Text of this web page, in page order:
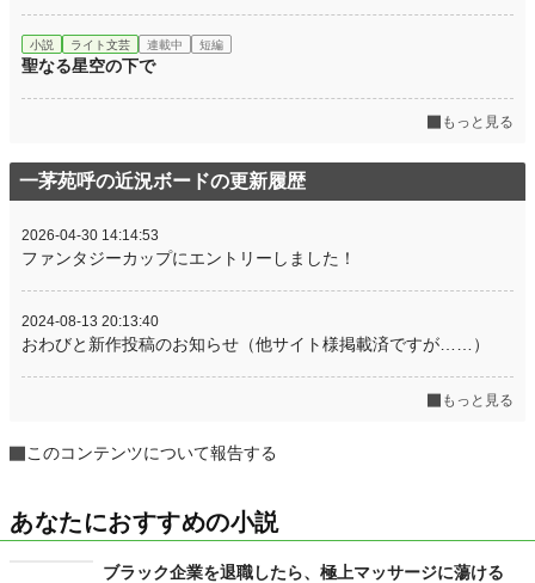
小説 ライト文芸 連載中 短編
聖なる星空の下で
もっと見る
一茅苑呼の近況ボードの更新履歴
2026-04-30 14:14:53
ファンタジーカップにエントリーしました！
2024-08-13 20:13:40
おわびと新作投稿のお知らせ（他サイト様掲載済ですが……）
もっと見る
このコンテンツについて報告する
あなたにおすすめの小説
ブラック企業を退職したら、極上マッサージに蕩ける